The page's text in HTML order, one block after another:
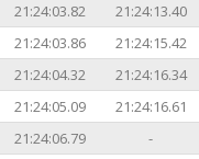
21:24:03.82
21:24:13.40
21:24:03.86
21:24:15.42
21:24:04.32
21:24:16.34
21:24:05.09
21:24:16.61
21:24:06.79
-